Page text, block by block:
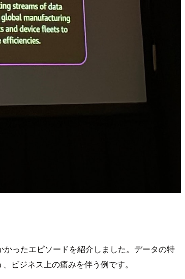
ったエピソードを紹介しました。データの特
ビジネス上の痛みを伴う例です。